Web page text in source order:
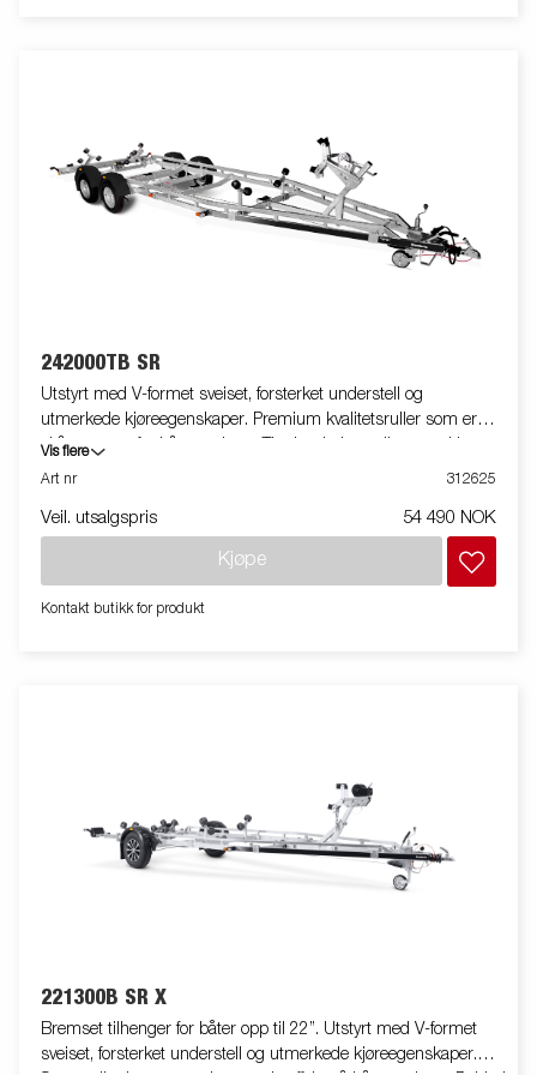
242000TB SR
Utstyrt med V-formet sveiset, forsterket understell og
utmerkede kjøreegenskaper. Premium kvalitetsruller som er
skånsomme for båtens skrog. Tippbar bakre rullevugge i høy
kvalitet, forsterkede kjølruller og doble sideroller som enkelt
lang holdbarhet og stabilitet. De elektriske ledningene ligger helt
forlenger levetiden. Vinsj og vinsjtårn kan reguleres med enkle
utløsningsmekanisme gjør det lett å laste båten og sjøsette den.
Vis flere
Art nr
312625
Veil. utsalgspris 54 490 NOK
Kjøpe
Kontakt butikk for produkt
221300B SR X
Bremset tilhenger for båter opp til 22”. Utstyrt med V-formet
sveiset, forsterket understell og utmerkede kjøreegenskaper.